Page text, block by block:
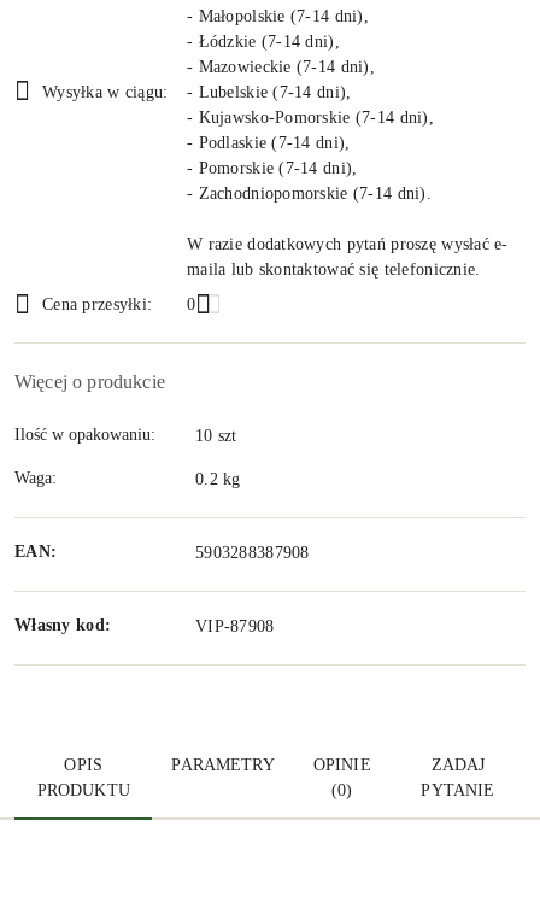
Wysyłka w ciągu:
- Małopolskie (7-14 dni),
- Łódzkie (7-14 dni),
- Mazowieckie (7-14 dni),
- Lubelskie (7-14 dni),
- Kujawsko-Pomorskie (7-14 dni),
- Podlaskie (7-14 dni),
- Pomorskie (7-14 dni),
- Zachodniopomorskie (7-14 dni).
W razie dodatkowych pytań proszę wysłać e-
maila lub skontaktować się telefonicznie.
Cena przesyłki:
0
Więcej o produkcie
Ilość w opakowaniu: 10 szt
Waga: 0.2 kg
EAN: 5903288387908
Własny kod: VIP-87908
OPIS
PRODUKTU
PARAMETRY
OPINIE
(0)
ZADAJ
PYTANIE